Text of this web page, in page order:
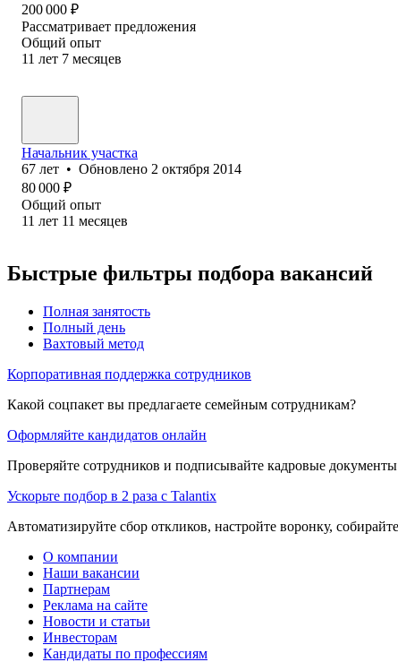
200 000 ₽
Рассматривает предложения
Общий опыт
11 лет 7 месяцев
Начальник участка
67 лет • Обновлено 2 октября 2014
80 000 ₽
Общий опыт
11 лет 11 месяцев
Быстрые фильтры подбора вакансий
Полная занятость
Полный день
Вахтовый метод
Корпоративная поддержка сотрудников
Какой соцпакет вы предлагаете семейным сотрудникам?
Оформляйте кандидатов онлайн
Проверяйте сотрудников и подписывайте кадровые
Ускорьте подбор в 2 раза с Talantix
Автоматизируйте сбор откликов, настройте воронку,
О компании
Наши вакансии
Партнерам
Реклама на сайте
Новости и статьи
Инвесторам
Кандидаты по профессиям